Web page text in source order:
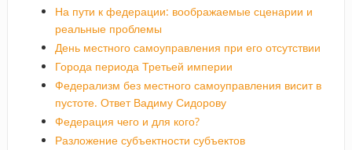
На пути к федерации: воображаемые сценарии и
реальные проблемы
День местного самоуправления при его отсутствии
Города периода Третьей империи
Федерализм без местного самоуправления висит в
пустоте. Ответ Вадиму Сидорову
Федерация чего и для кого?
Разложение субъектности субъектов